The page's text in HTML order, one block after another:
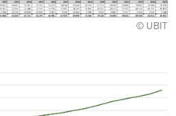
© UBIT